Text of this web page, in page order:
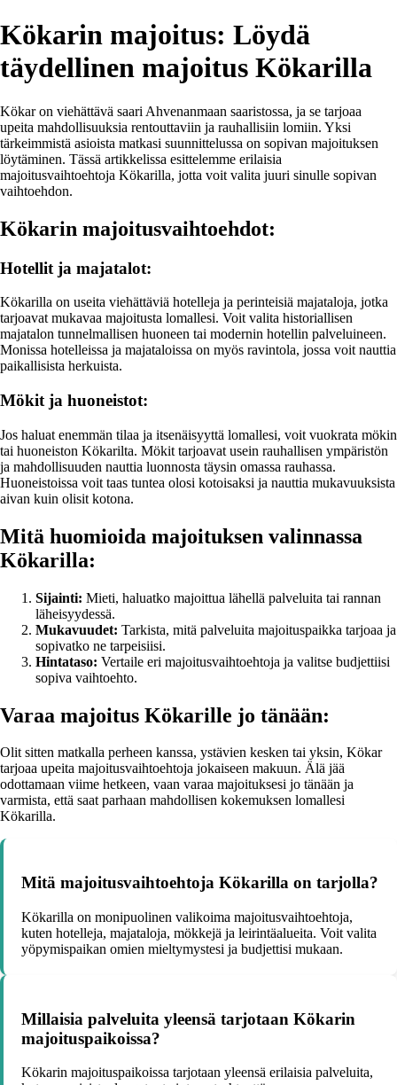
Kökarin majoitus: Löydä
täydellinen majoitus Kökarilla
Kökar on viehättävä saari Ahvenanmaan saaristossa, ja se tarjoaa
upeita mahdollisuuksia rentouttaviin ja rauhallisiin lomiin. Yksi
tärkeimmistä asioista matkasi suunnittelussa on sopivan majoituksen
löytäminen. Tässä artikkelissa esittelemme erilaisia
majoitusvaihtoehtoja Kökarilla, jotta voit valita juuri sinulle sopivan
vaihtoehdon.
Kökarin majoitusvaihtoehdot:
Hotellit ja majatalot:
Kökarilla on useita viehättäviä hotelleja ja perinteisiä majataloja, jotka
tarjoavat mukavaa majoitusta lomallesi. Voit valita historiallisen
majatalon tunnelmallisen huoneen tai modernin hotellin palveluineen.
Monissa hotelleissa ja majataloissa on myös ravintola, jossa voit nauttia
paikallisista herkuista.
Mökit ja huoneistot:
Jos haluat enemmän tilaa ja itsenäisyyttä lomallesi, voit vuokrata mökin
tai huoneiston Kökarilta. Mökit tarjoavat usein rauhallisen ympäristön
ja mahdollisuuden nauttia luonnosta täysin omassa rauhassa.
Huoneistoissa voit taas tuntea olosi kotoisaksi ja nauttia mukavuuksista
aivan kuin olisit kotona.
Mitä huomioida majoituksen valinnassa
Kökarilla:
Sijainti: Mieti, haluatko majoittua lähellä palveluita tai rannan
läheisyydessä.
Mukavuudet: Tarkista, mitä palveluita majoituspaikka tarjoaa ja
sopivatko ne tarpeisiisi.
Hintataso: Vertaile eri majoitusvaihtoehtoja ja valitse budjettiisi
sopiva vaihtoehto.
Varaa majoitus Kökarille jo tänään:
Olit sitten matkalla perheen kanssa, ystävien kesken tai yksin, Kökar
tarjoaa upeita majoitusvaihtoehtoja jokaiseen makuun. Älä jää
odottamaan viime hetkeen, vaan varaa majoituksesi jo tänään ja
varmista, että saat parhaan mahdollisen kokemuksen lomallesi
Kökarilla.
Mitä majoitusvaihtoehtoja Kökarilla on tarjolla?
Kökarilla on monipuolinen valikoima majoitusvaihtoehtoja,
kuten hotelleja, majataloja, mökkejä ja leirintäalueita. Voit valita
yöpymispaikan omien mieltymystesi ja budjettisi mukaan.
Millaisia palveluita yleensä tarjotaan Kökarin
majoituspaikoissa?
Kökarin majoituspaikoissa tarjotaan yleensä erilaisia palveluita,